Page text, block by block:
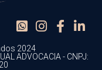
2024
ADVOCACIA - CNPJ: